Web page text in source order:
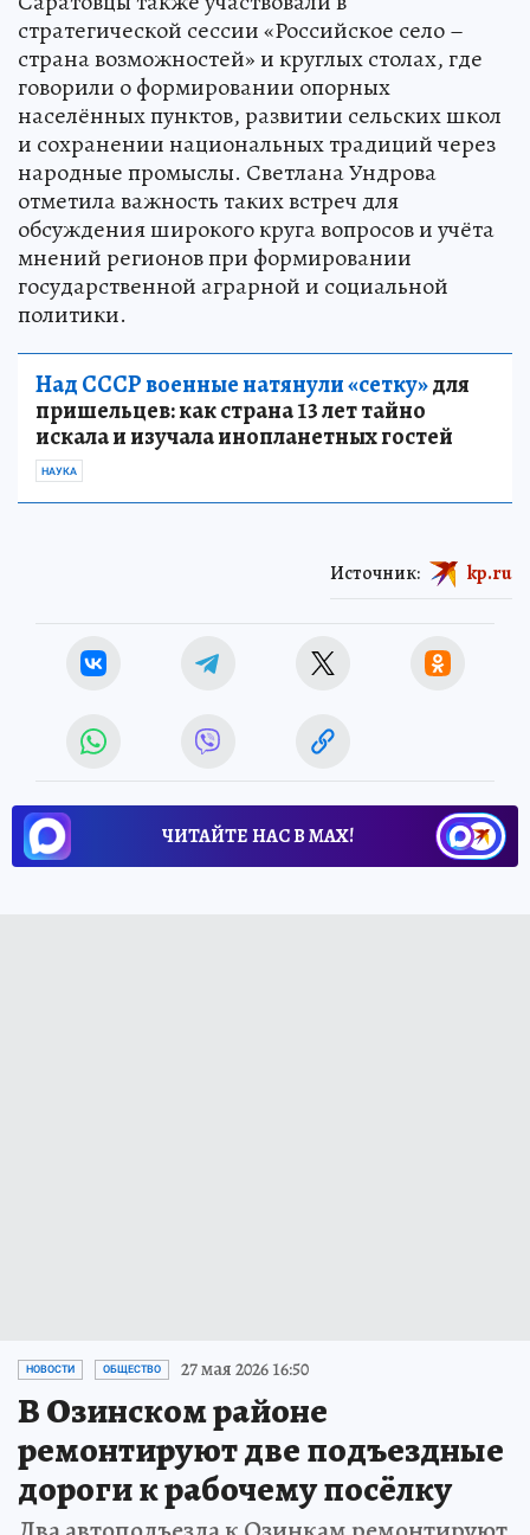
стратегической сессии «Российское село –
страна возможностей» и круглых столах, где
говорили о формировании опорных
населённых пунктов, развитии сельских школ
и сохранении национальных традиций через
народные промыслы. Светлана Ундрова
отметила важность таких встреч для
обсуждения широкого круга вопросов и учёта
мнений регионов при формировании
государственной аграрной и социальной
политики.
Над СССР военные натянули «сетку»для
пришельцев: как страна 13 лет тайно
искала и изучала инопланетных гостей
НАУКА
Источник: kp.ru
ЧИТАЙТЕ НАС В МАХ!
НОВОСТИ ОБЩЕСТВО 27 мая 2026 16:50
В Озинском районе
ремонтируют две подъездные
дороги к рабочему посёлку